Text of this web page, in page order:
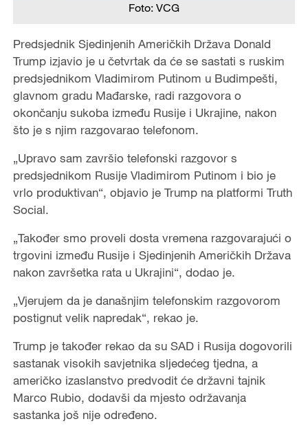
Foto: VCG
Predsjednik Sjedinjenih Američkih Država Donald
Trump izjavio je u četvrtak da će se sastati s ruskim
predsjednikom Vladimirom Putinom u Budimpešti,
glavnom gradu Mađarske, radi razgovora o
okončanju sukoba između Rusije i Ukrajine, nakon
što je s njim razgovarao telefonom.
„Upravo sam završio telefonski razgovor s
predsjednikom Rusije Vladimirom Putinom i bio je
vrlo produktivan“, objavio je Trump na platformi Truth
Social.
„Također smo proveli dosta vremena razgovarajući o
trgovini između Rusije i Sjedinjenih Američkih Država
nakon završetka rata u Ukrajini“, dodao je.
„Vjerujem da je današnjim telefonskim razgovorom
postignut velik napredak“, rekao je.
Trump je također rekao da su SAD i Rusija dogovorili
sastanak visokih savjetnika sljedećeg tjedna, a
američko izaslanstvo predvodit će državni tajnik
Marco Rubio, dodavši da mjesto održavanja
sastanka još nije određeno.